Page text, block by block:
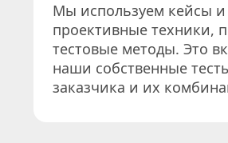
Мы используем кейсы и
проективные техники,
тестовые методы. Это
наши собственные
заказчика и их